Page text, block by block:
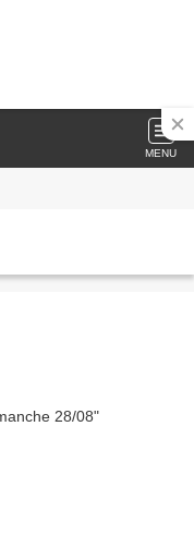
MENU